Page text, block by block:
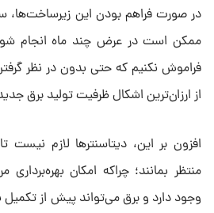
در صورت فراهم بودن این
ممکن است در عرض چند ماه انجام
فراموش نکنیم که حتی بدون در نظر
از ارزان‌ترین اشکال ظرفیت تولید برق
افزون بر این، دیتاسنترها لازم نیست
منتظر بمانند؛ چراکه امکان
وجود دارد و برق می‌تواند پیش از تکمیل